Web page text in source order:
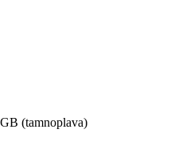
(tamnoplava)